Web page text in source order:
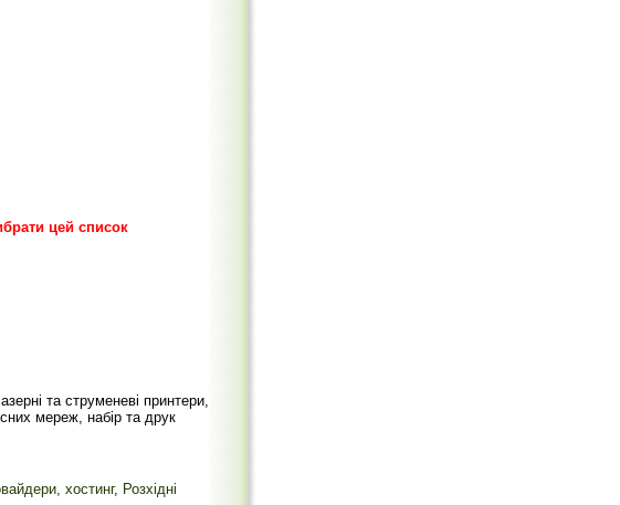
цей список
та струменеві принтери,
мереж, набір та друк
хостинг, Розхідні